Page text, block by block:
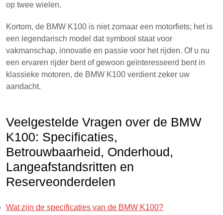
op twee wielen.
Kortom, de BMW K100 is niet zomaar een motorfiets; het is
een legendarisch model dat symbool staat voor
vakmanschap, innovatie en passie voor het rijden. Of u nu
een ervaren rijder bent of gewoon geïnteresseerd bent in
klassieke motoren, de BMW K100 verdient zeker uw
aandacht.
Veelgestelde Vragen over de BMW
K100: Specificaties,
Betrouwbaarheid, Onderhoud,
Langeafstandsritten en
Reserveonderdelen
Wat zijn de specificaties van de BMW K100?